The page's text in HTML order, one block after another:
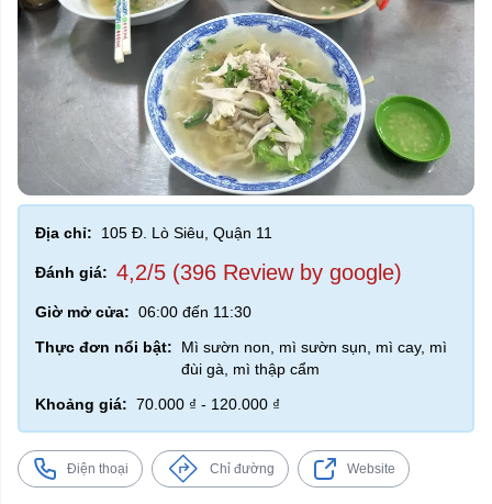
Địa chỉ: 105 Đ. Lò Siêu, Quận 11
Đánh giá: 4,2/5 (396 Review by google)
Giờ mở cửa: 06:00 đến 11:30
Thực đơn nổi bật:
Mì sườn non, mì sườn sụn, mì cay, mì
đùi gà, mì thập cẩm
Khoảng giá: 70.000 ₫ - 120.000 ₫
Điện thoại Chỉ đường Website